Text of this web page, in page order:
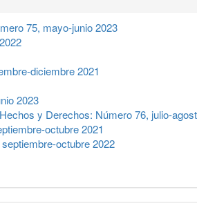
75, mayo-junio 2023
diciembre 2021
2023
Hechos y Derechos: Número 76, julio-
octubre 2021
octubre 2022